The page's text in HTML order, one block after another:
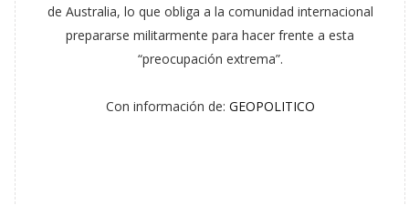
de Australia, lo que obliga a la comunidad internacional
prepararse militarmente para hacer frente a esta
“preocupación extrema”.
Con información de: GEOPOLITICO